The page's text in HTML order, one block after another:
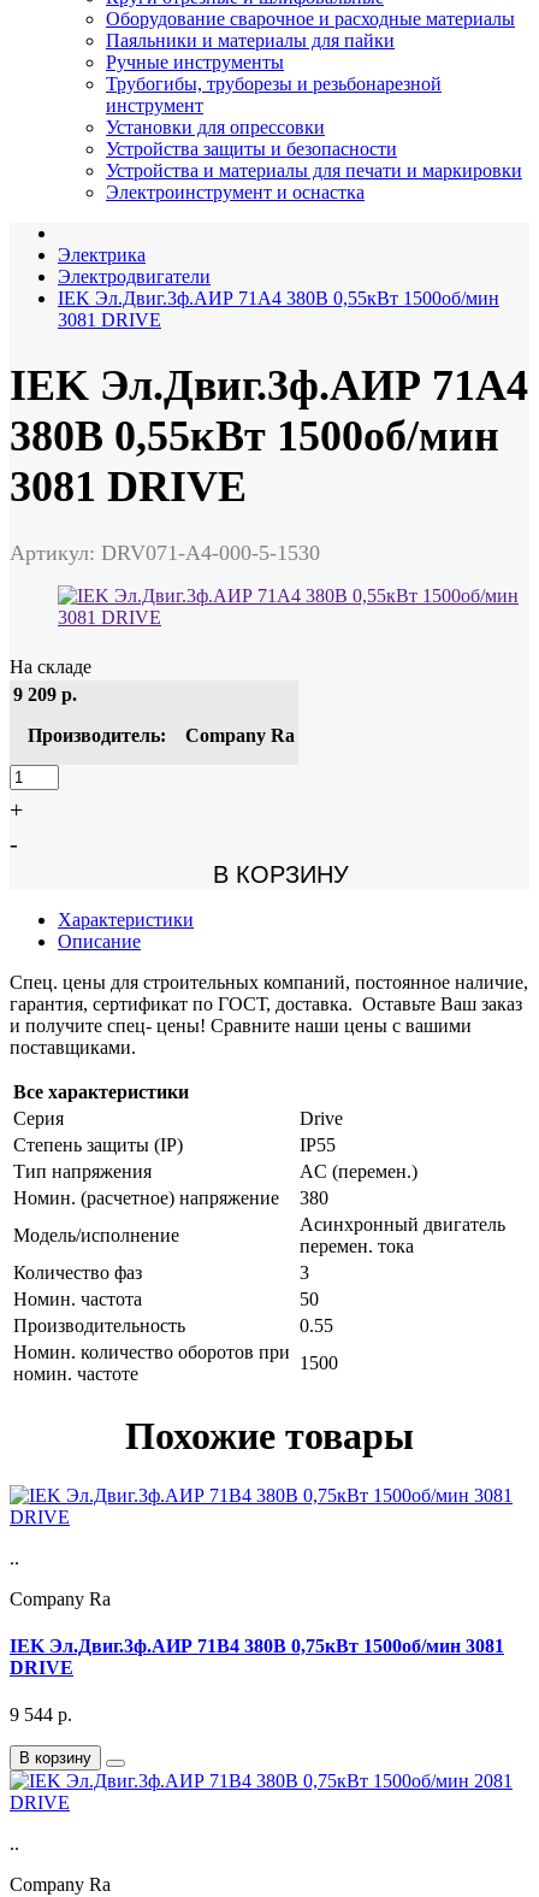
Оборудование сварочное и расходные материалы
Паяльники и материалы для пайки
Ручные инструменты
Трубогибы, труборезы и резьбонарезной
инструмент
Установки для опрессовки
Устройства защиты и безопасности
Устройства и материалы для печати и маркировки
Электроинструмент и оснастка
Электрика
Электродвигатели
IEK Эл.Двиг.3ф.АИР 71A4 380В 0,55кВт 1500об/мин
3081 DRIVE
IEK Эл.Двиг.3ф.АИР 71A4
380В 0,55кВт 1500об/мин
3081 DRIVE
Артикул: DRV071-A4-000-5-1530
На складе
9 209 р.
Производитель:
Company Ra
+
-
В КОРЗИНУ
Характеристики
Описание
Спец. цены для строительных компаний, постоянное наличие,
гарантия, сертификат по ГОСТ, доставка. Оставьте Ваш заказ
и получите спец- цены! Сравните наши цены с вашими
поставщиками.
Все характеристики
Серия
Drive
Степень защиты (IP)
IP55
Тип напряжения
AC (перемен.)
Номин. (расчетное) напряжение
380
Модель/исполнение
Асинхронный двигатель
перемен. тока
Количество фаз
3
Номин. частота
50
Производительность
0.55
Номин. количество оборотов при
номин. частоте
1500
Похожие товары
..
Company Ra
IEK Эл.Двиг.3ф.АИР 71B4 380В 0,75кВт 1500об/мин 3081
DRIVE
9 544 р.
В корзину
..
Company Ra